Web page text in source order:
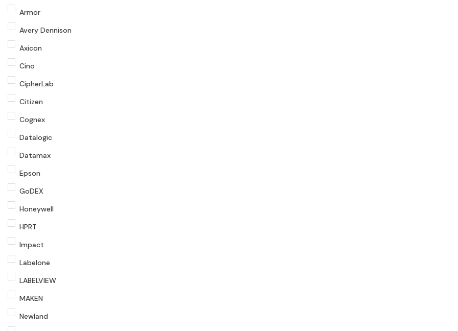
Armor
Avery Dennison
Axicon
Cino
CipherLab
Citizen
Cognex
Datalogic
Datamax
Epson
GoDEX
Honeywell
HPRT
Impact
Labelone
LABELVIEW
MAKEN
Newland